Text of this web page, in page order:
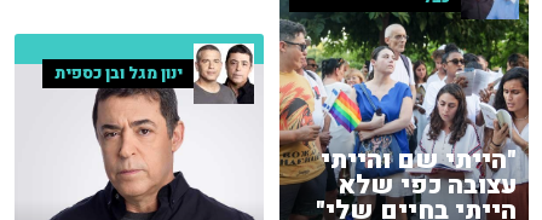
"הייתי שם והייתי
עצובה כפי שלא
הייתי בחיים שלי"
ינון מגל ובן כספית